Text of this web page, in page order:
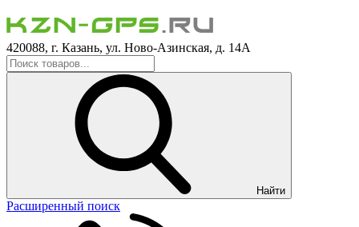
420088, г. Казань, ул. Ново-Азинская, д. 14А
Найти
Расширенный поиск